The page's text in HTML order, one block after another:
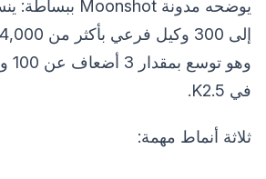
في K2.5.
ثلاثة أنماط مهمة: